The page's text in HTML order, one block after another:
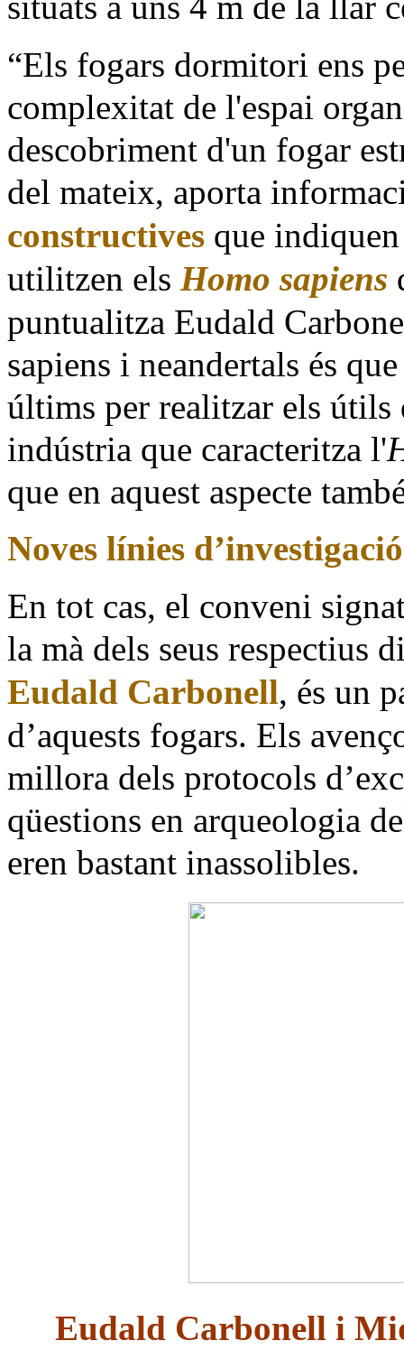
“Els fogars dormitori ens
complexitat de l'espai
descobriment d'un fogar
del mateix, aporta
constructives que
utilitzen els Homo sapiens
puntualitza Eudald
sapiens i neandertals és
últims per realitzar els útils
indústria que caracteritza l'
que en aquest aspecte
Noves línies d’investigació
En tot cas, el conveni
la mà dels seus respectius
Eudald Carbonell, és un
d’aquests fogars. Els
millora dels protocols
qüestions en arqueologia
eren bastant inassolibles.
Eudald Carbonell i